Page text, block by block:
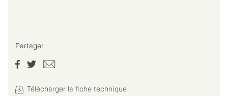
Partager
Télécharger la fiche technique